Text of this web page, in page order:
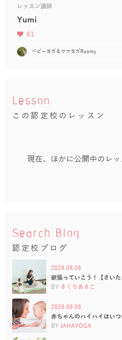
レッスン講師
Yumi
61
ベビーヨガ＆ママヨガRoomy
Lesson
この認定校のレッスン
現在、ほかに公開中のレッ
Search Blog
認定校ブログ
2026.08.06
欲張っていこう！【さい
BY きくちあきこ
2026.08.06
赤ちゃんのハイハイはい
BY JAHAYOGA